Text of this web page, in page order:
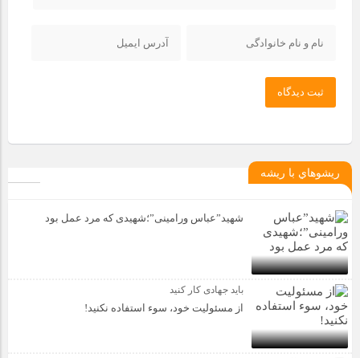
ثبت دیدگاه
ريشوهاي با ريشه
شهید”عباس ورامینی”؛شهیدی که مرد عمل بود
باید جهادی کار کنید
از مسئولیت خود، سوء استفاده نکنید!